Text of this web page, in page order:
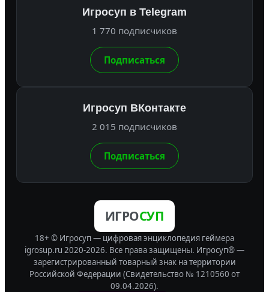
Игросуп в Telegram
1 770 подписчиков
Подписаться
Игросуп ВКонтакте
2 015 подписчиков
Подписаться
ИГРОСУП
18+ © Игросуп — цифровая энциклопедия геймера
igrosup.ru 2020-2026. Все права защищены. Игросуп® —
зарегистрированный товарный знак на территории
Российской Федерации (Свидетельство № 1210560 от
09.04.2026).